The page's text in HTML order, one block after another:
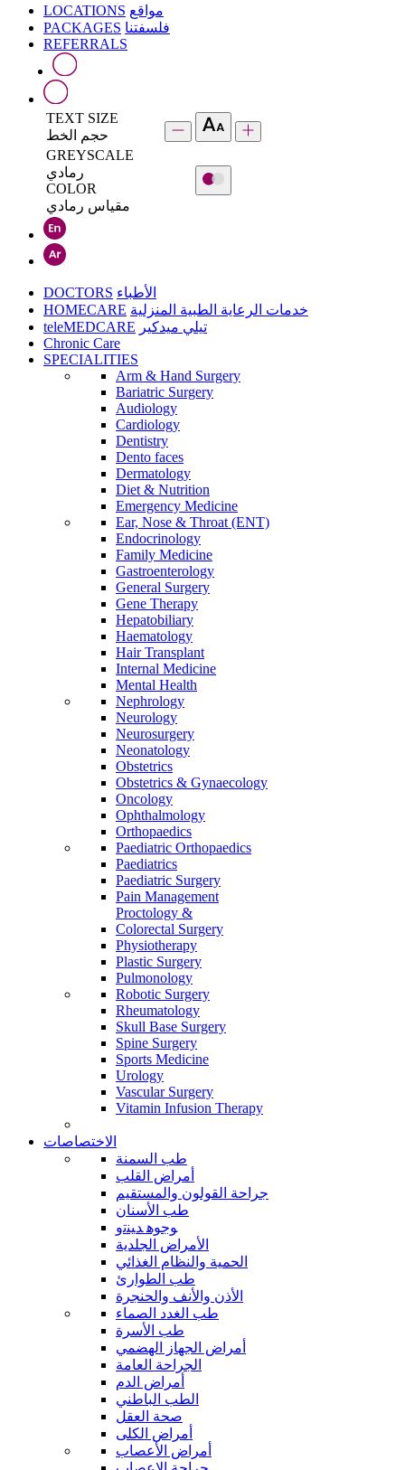
LOCATIONS مواقع
PACKAGES فلسفتنا
REFERRALS
TEXT SIZE
حجم الخط
GREYSCALE
رمادي
COLOR
مقياس رمادي
DOCTORS الأطباء
HOMECARE خدمات الرعاية الطبية المنزلية
teleMEDCARE تيلي ميدكير
Chronic Care
SPECIALITIES
Arm & Hand Surgery
Bariatric Surgery
Audiology
Cardiology
Dentistry
Dento faces
Dermatology
Diet & Nutrition
Emergency Medicine
Ear, Nose & Throat (ENT)
Endocrinology
Family Medicine
Gastroenterology
General Surgery
Gene Therapy
Hepatobiliary
Haematology
Hair Transplant
Internal Medicine
Mental Health
Nephrology
Neurology
Neurosurgery
Neonatology
Obstetrics
Obstetrics & Gynaecology
Oncology
Ophthalmology
Orthopaedics
Paediatric Orthopaedics
Paediatrics
Paediatric Surgery
Pain Management
Proctology &
Colorectal Surgery
Physiotherapy
Plastic Surgery
Pulmonology
Robotic Surgery
Rheumatology
Skull Base Surgery
Spine Surgery
Sports Medicine
Urology
Vascular Surgery
Vitamin Infusion Therapy
الاختصاصات
طب السمنة
أمراض القلب
جراحة القولون والمستقيم
طب الأسنان
ﻮﺟﻮﻫ ﺪﻴﻨﺗﻭ
الأمراض الجلدية
الحمية والنظام الغذائي
طب الطوارئ
الأذن والأنف والحنجرة
طب الغدد الصماء
طب الأسرة
أمراض الجهاز الهضمي
الجراحة العامة
أمراض الدم
الطب الباطني
صحة العقل
أمراض الكلى
أمراض الأعصاب